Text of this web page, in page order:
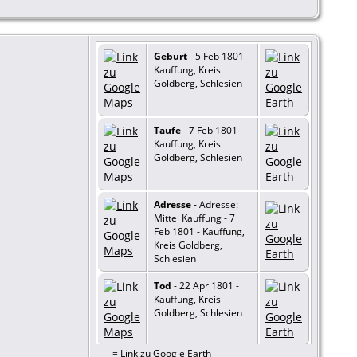
Geburt- 5 Feb 1801 -
Kauffung, Kreis
Goldberg, Schlesien
Taufe- 7 Feb 1801 -
Kauffung, Kreis
Goldberg, Schlesien
Adresse- Adresse:
Mittel Kauffung - 7
Feb 1801 - Kauffung,
Kreis Goldberg,
Schlesien
Tod - 22 Apr 1801 -
Kauffung, Kreis
Goldberg, Schlesien
= Link zu Google Earth